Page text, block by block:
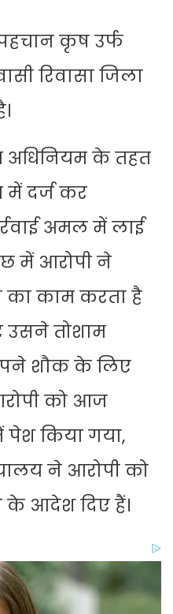
कृष उर्फ
रिवासा जिला
अधिनियम के तहत
में दर्ज कर
अमल में लाई
में आरोपी ने
का काम करता है
उसने तोशाम
शौक के लिए
को आज
किया गया,
ने आरोपी को
के आदेश दिए हैं।